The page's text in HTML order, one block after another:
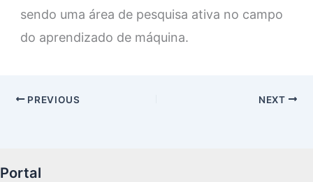
sendo uma área de pesquisa ativa no campo
do aprendizado de máquina.
PREVIOUS NEXT
Portal